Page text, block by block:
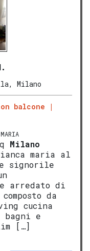
Milano
balcone
Milano
maria al
signorile
arredato di
da
cucina
bagni e
[…]